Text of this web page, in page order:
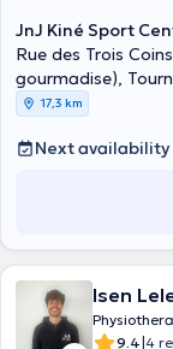
JnJ Kiné Sport
Rue des Trois
gourmadise),
17,3 km
Next availability
Isen
9.4|4